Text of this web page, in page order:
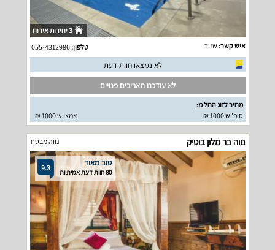
3 יחידות אירוח
איש קשר: שניר טלפון:055-4312986
לא נמצאו חוות דעת
לא עודכנו תאריכים פנויים
מחיר לזוג החל מ:
סופ"ש 1000 ₪
אמצ"ש 1000 ₪
נווה בר מלון בוטיק נווה מבטח
9.3 טוב מאוד
80 חוות דעת אמיתיות